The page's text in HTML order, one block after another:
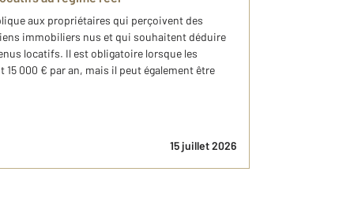
aux propriétaires qui perçoivent des
immobiliers nus et qui souhaitent déduire
locatifs. Il est obligatoire lorsque les
000 € par an, mais il peut également être
15 juillet 2026